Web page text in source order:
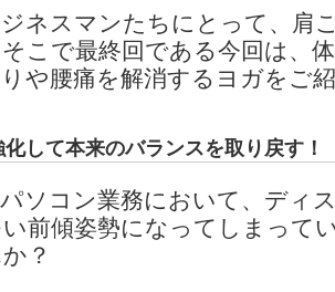
ネスマンたちにとって、肩
こで最終回である今回は、
や腰痛を解消するヨガをご
して本来のバランスを取り戻す！
ソコン業務において、ディ
前傾姿勢になってしまって
？